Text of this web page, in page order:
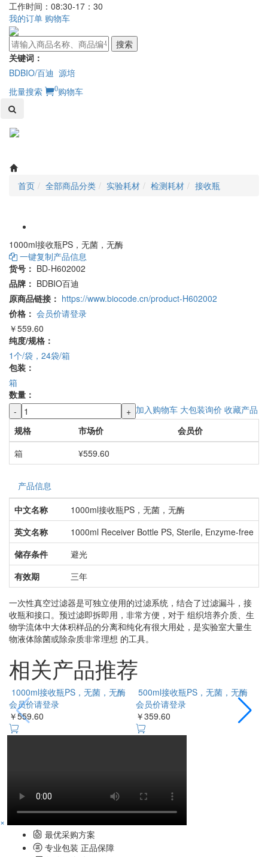
工作时间：08:30-17：30
我的订单 购物车
搜索
关键词：
BDBIO/百迪 源培
批量搜索
0购物车
首页 全部商品分类 实验耗材 检测耗材 接收瓶
1000ml接收瓶PS，无菌，无酶
一键复制产品信息
货号： BD-H602002
品牌： BDBIO百迪
原商品链接： https://www.biocode.cn/product-H602002
价格： 会员价请登录
￥559.60
纯度/规格：
1个/袋，24袋/箱
包装：
箱
数量：
-
+ 加入购物车 大包装询价 收藏产品
规格
市场价
会员价
箱
¥559.60
产品信息
中文名称
1000ml接收瓶PS，无菌，无酶
英文名称
1000ml Receiver Bottle PS, Sterile, Enzyme-free
储存条件
避光
有效期
三年
一次性真空过滤器是可独立使用的过滤系统，结合了过滤漏斗，接
收瓶和接口。预过滤即拆即用，非常方便，对于 组织培养介质、生
物学流体中大体积样品的分离和纯化有很大用处，是实验室大量生
物液体除菌或除杂质非常理想 的工具。
相关产品推荐
1000ml接收瓶PS，无菌，无酶
会员价请登录
￥559.60
500ml接收瓶PS，无菌，无酶
会员价请登录
￥359.60
×
最优采购方案
专业包装 正品保障